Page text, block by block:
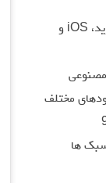
دسترسی به ملودیفای در تمام پلتفرم های اندروید، iOS و
مختلف
ها